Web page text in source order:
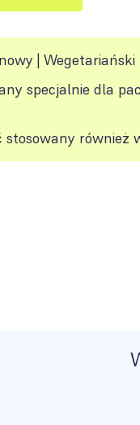
| Wegetariański
specjalnie dla
stosowany również